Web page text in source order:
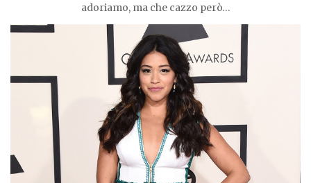
adoriamo, ma che cazzo però…